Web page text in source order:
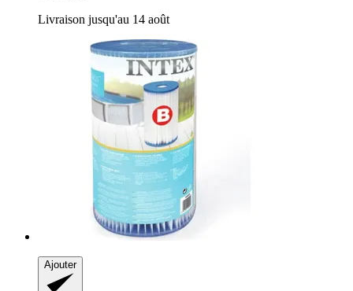
Livraison jusqu'au 14 août
Ajouter